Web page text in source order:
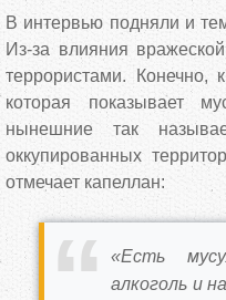
В интервью подняли и
Из-за влияния
террористами. Конечно,
которая показывает
нынешние так
оккупированных
отмечает капеллан:
«Есть
алкоголь и